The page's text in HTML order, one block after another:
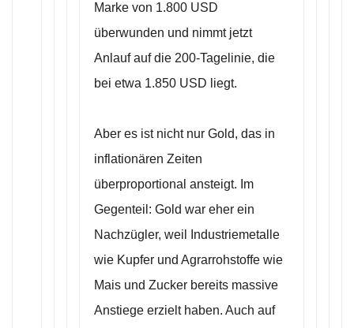
Marke von 1.800 USD
überwunden und nimmt jetzt
Anlauf auf die 200-Tagelinie, die
bei etwa 1.850 USD liegt.
Aber es ist nicht nur Gold, das in
inflationären Zeiten
überproportional ansteigt. Im
Gegenteil: Gold war eher ein
Nachzügler, weil Industriemetalle
wie Kupfer und Agrarrohstoffe wie
Mais und Zucker bereits massive
Anstiege erzielt haben. Auch auf